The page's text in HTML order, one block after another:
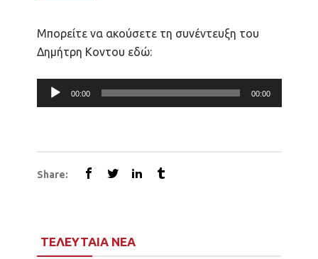
Μπορείτε να ακούσετε τη συνέντευξη του
Δημήτρη Κοντου εδώ:
Πρόγραμμα
Αναπαραγωγής
00:00 00:00
Share:
ΤΕΛΕΥΤΑΙΑ ΝΕΑ